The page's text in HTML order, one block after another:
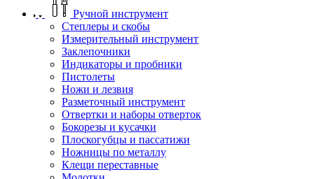
Ручной инструмент
Степлеры и скобы
Измерительный инструмент
Заклепочники
Индикаторы и пробники
Пистолеты
Ножи и лезвия
Разметочный инструмент
Отвертки и наборы отверток
Бокорезы и кусачки
Плоскогубцы и пассатижи
Ножницы по металлу
Клещи переставные